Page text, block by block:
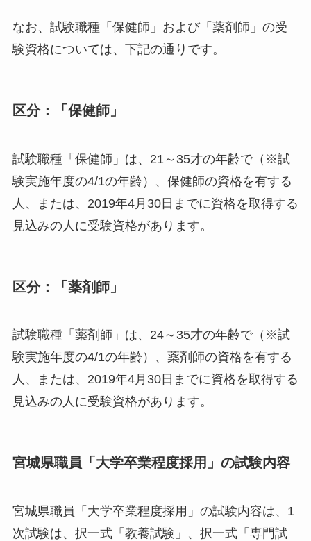
なお、試験職種「保健師」および「薬剤師」の受
験資格については、下記の通りです。
区分：「保健師」
試験職種「保健師」は、21～35才の年齢で（※試
験実施年度の4/1の年齢）、保健師の資格を有する
人、または、2019年4月30日までに資格を取得する
見込みの人に受験資格があります。
区分：「薬剤師」
試験職種「薬剤師」は、24～35才の年齢で（※試
験実施年度の4/1の年齢）、薬剤師の資格を有する
人、または、2019年4月30日までに資格を取得する
見込みの人に受験資格があります。
宮城県職員「大学卒業程度採用」の試験内容
宮城県職員「大学卒業程度採用」の試験内容は、1
次試験は、択一式「教養試験」、択一式「専門試